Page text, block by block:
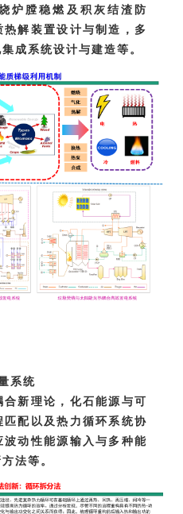
炉膛稳燃及积灰结渣防
解装置设计与制造，多
成系统设计与建造等。
系统
新理论，化石能源与可
配以及热力循环系统协
动性能源输入与多种能
法等。